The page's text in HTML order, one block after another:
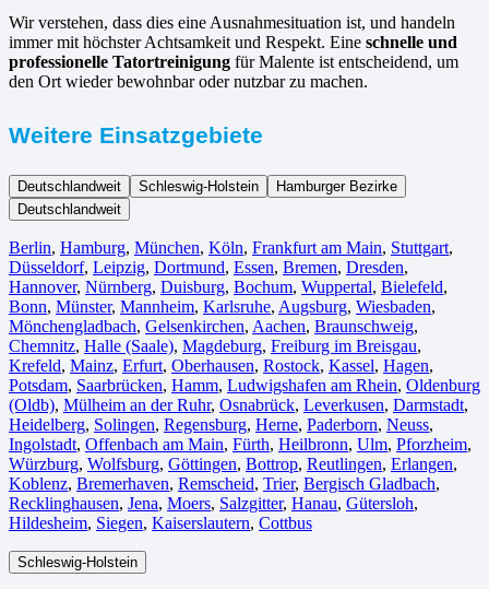
Wir verstehen, dass dies eine Ausnahmesituation ist, und handeln
immer mit höchster Achtsamkeit und Respekt. Eine schnelle und
professionelle Tatortreinigung für Malente ist entscheidend, um
den Ort wieder bewohnbar oder nutzbar zu machen.
Weitere Einsatzgebiete
Deutschlandweit Schleswig-Holstein
Hamburger Bezirke
Deutschlandweit
Berlin⁠, Hamburg, München, Köln⁠, Frankfurt am Main, Stuttgart,
Düsseldorf, Leipzig, Dortmund, Essen, Bremen, Dresden,
Hannover, Nürnberg, Duisburg⁠, Bochum, Wuppertal⁠, Bielefeld⁠,
Bonn⁠, Münster⁠, Mannheim, Karlsruhe, Augsburg, Wiesbaden⁠,
Mönchengladbach⁠, Gelsenkirchen⁠, Aachen⁠, Braunschweig,
Chemnitz⁠, Halle (Saale)⁠, Magdeburg, Freiburg im Breisgau⁠,
Krefeld⁠, Mainz⁠, Erfurt, Oberhausen⁠, Rostock⁠, Kassel⁠, Hagen,
Potsdam, Saarbrücken⁠, Hamm, Ludwigshafen am Rhein⁠, Oldenburg
(Oldb), Mülheim an der Ruhr, Osnabrück⁠, Leverkusen, Darmstadt⁠,
Heidelberg, Solingen, Regensburg, Herne⁠, Paderborn, Neuss,
Ingolstadt, Offenbach am Main, Fürth⁠, Heilbronn, Ulm⁠, Pforzheim,
Würzburg, Wolfsburg⁠, Göttingen, Bottrop, Reutlingen, Erlangen⁠,
Koblenz, Bremerhaven⁠, Remscheid, Trier⁠, Bergisch Gladbach,
Recklinghausen, Jena⁠, Moers⁠, Salzgitter⁠, Hanau, Gütersloh,
Hildesheim⁠, Siegen⁠, Kaiserslautern⁠, Cottbus⁠
Schleswig-Holstein